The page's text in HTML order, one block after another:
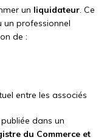
un liquidateur. Ce
un professionnel
de :
entre les associés
dans un
du Commerce et